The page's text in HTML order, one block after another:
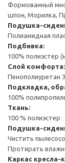
Формованный
шпон, Морилка,
Подушка-
Полиамидная
Подбивка:
100% полиэстер
Слой комфорта:
Пенополиуретан
Подкладка,
100%
Ткань:
100 % полиэстер
Подушка-
Чистить
Протирать
Каркас кресла-